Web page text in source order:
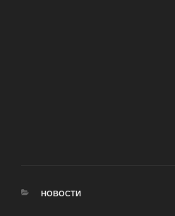
РУБРИКИ
НОВОСТИ